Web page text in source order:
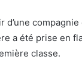
d’une
a été prise en
classe.